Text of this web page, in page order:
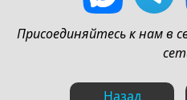
Присоединяйтесь к нам в
Назад